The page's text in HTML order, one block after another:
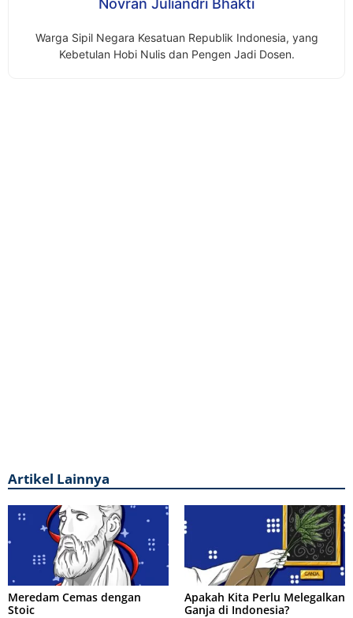
Warga Sipil Negara Kesatuan Republik Indonesia, yang
Kebetulan Hobi Nulis dan Pengen Jadi Dosen.
Artikel Lainnya
Meredam Cemas dengan
Stoic
Apakah Kita Perlu Melegalkan
Ganja di Indonesia?